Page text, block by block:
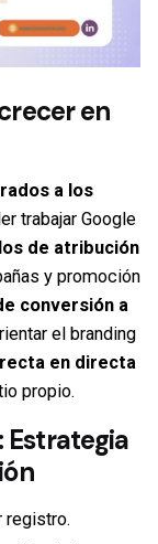
en
a los
trabajar Google
de atribución
y promoción
conversión a
el branding
en directa
propio.
Estrategia
registro.